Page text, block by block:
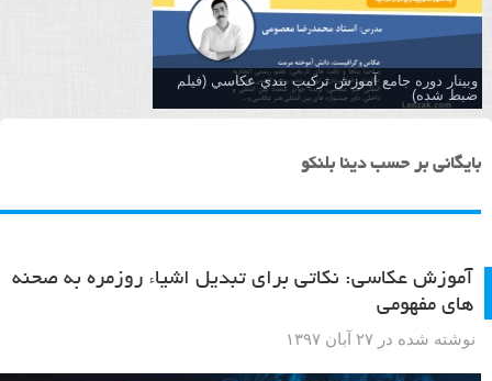
وبینار دوره جامع آموزش تركيب بندي عكاسي (فیلم
ضبط شده)
بایگانی بر حسب دینا بلنکو
آموزش عکاسی: نکاتی برای تبدیل اشیاء روزمره به صحنه
های مفهومی
نوشته شده در ۲۷ آبان ۱۳۹۷